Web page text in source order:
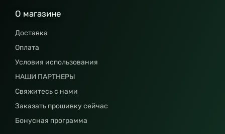
О магазине
Доставка
Оплата
Условия использования
НАШИ ПАРТНЕРЫ
Свяжитесь с нами
Заказать прошивку сейчас
Бонусная программа